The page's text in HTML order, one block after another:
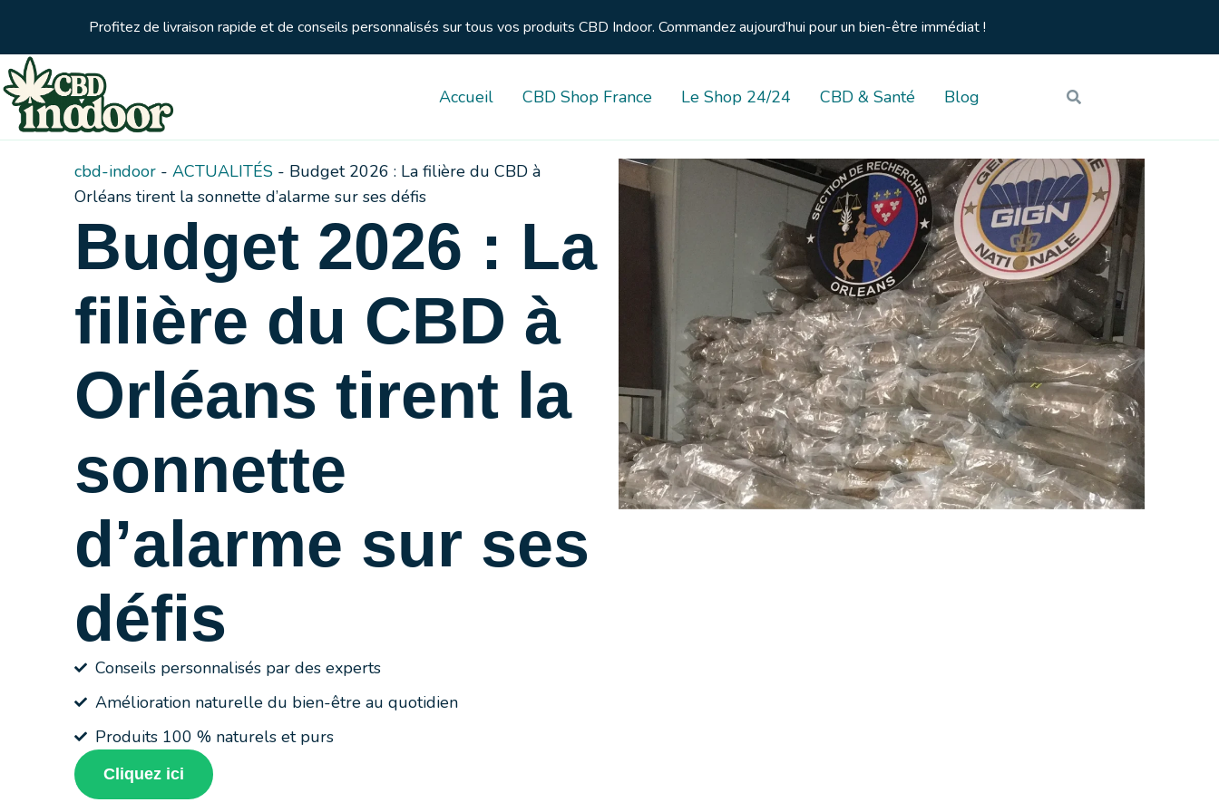
Profitez de livraison rapide et de conseils personnalisés sur tous vos produits CBD Indoor. Commandez aujourd’hui pour un bien-être immédiat !
Accueil CBD Shop France Le Shop 24/24 CBD & Santé Blog
cbd-indoor - ACTUALITÉS - Budget 2026 : La filière du CBD à
Orléans tirent la sonnette d’alarme sur ses défis
Budget 2026 : La
filière du CBD à
Orléans tirent la
sonnette
d’alarme sur ses
défis
Conseils personnalisés par des experts
Amélioration naturelle du bien-être au quotidien
Produits 100 % naturels et purs
Cliquez ici